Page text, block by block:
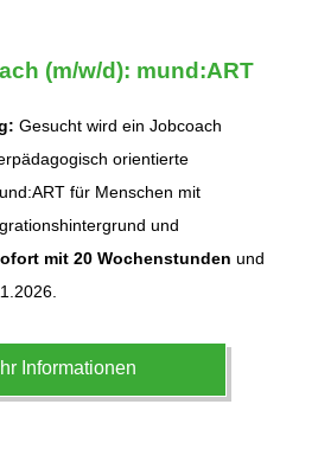
(m/w/d): mund:ART
Gesucht wird ein Jobcoach
orientierte
für Menschen mit
und
mit 20 Wochenstunden und
Informationen